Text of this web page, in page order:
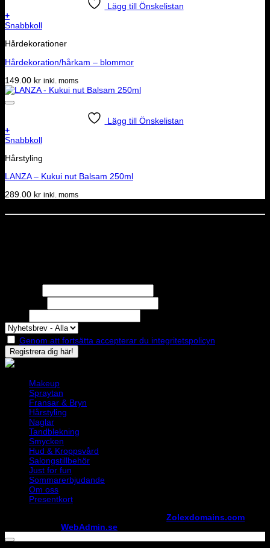
Lägg till Önskelistan
+
Snabbkoll
Hårdekorationer
Hårdekoration/hårkam – blommor
149.00 kr inkl. moms
Lägg till Önskelistan
+
Snabbkoll
Hårstyling
LANZA – Kukui nut Balsam 250ml
289.00 kr inkl. moms
Genom att fortsätta accepterar du integritetspolicyn
Makeup
Spraytan
Fransar & Bryn
Hårstyling
Naglar
Tandblekning
Smycken
Hud & Kroppsvård
Salongstillbehör
Just for fun
Sommarerbjudande
Om oss
Presentkort
Zolexdomains.com
WebAdmin.se